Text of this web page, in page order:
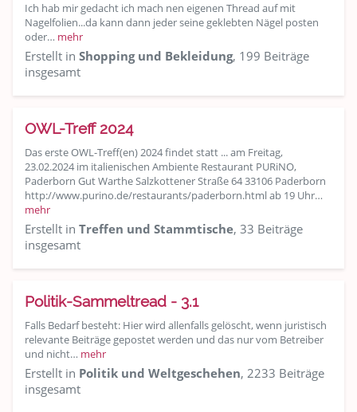
Ich hab mir gedacht ich mach nen eigenen Thread auf mit
Nagelfolien...da kann dann jeder seine geklebten Nägel posten
oder… mehr
Erstellt in Shopping und Bekleidung, 199 Beiträge
insgesamt
OWL-Treff 2024
Das erste OWL-Treff(en) 2024 findet statt ... am Freitag,
23.02.2024 im italienischen Ambiente Restaurant PURiNO,
Paderborn Gut Warthe Salzkottener Straße 64 33106 Paderborn
http://www.purino.de/restaurants/paderborn.html ab 19 Uhr…
mehr
Erstellt in Treffen und Stammtische, 33 Beiträge
insgesamt
Politik-Sammeltread - 3.1
Falls Bedarf besteht: Hier wird allenfalls gelöscht, wenn juristisch
relevante Beiträge gepostet werden und das nur vom Betreiber
und nicht… mehr
Erstellt in Politik und Weltgeschehen, 2233 Beiträge
insgesamt